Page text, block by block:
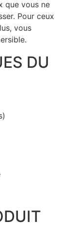
que vous ne
Pour ceux
vous
DU